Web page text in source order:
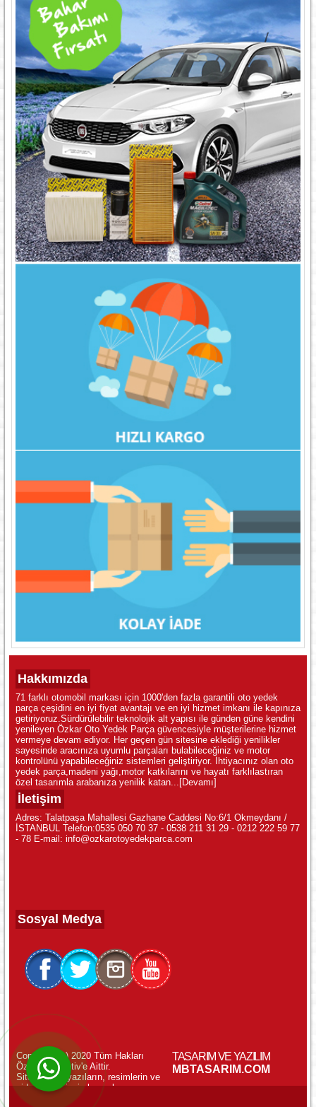
WhatsApp ile Online Destek!
Hakkımızda
71 farklı otomobil markası için 1000'den fazla garantili oto yedek
parça çeşidini en iyi fiyat avantajı ve en iyi hizmet imkanı ile kapınıza
getiriyoruz.Sürdürülebilir teknolojik alt yapısı ile günden güne kendini
yenileyen Özkar Oto Yedek Parça güvencesiyle müşterilerine hizmet
vermeye devam ediyor. Her geçen gün sitesine eklediği yenilikler
sayesinde aracınıza uyumlu parçaları bulabileceğiniz ve motor
kontrolünü yapabileceğiniz sistemleri geliştiriyor. İhtiyacınız olan oto
yedek parça,madeni yağı,motor katkılarını ve hayatı farklılastıran
özel tasarımla arabanıza yenilik katan... [Devamı]
İletişim
Adres: Talatpaşa Mahallesi Gazhane Caddesi No:6/1 Okmeydanı /
İSTANBUL Telefon:0535 050 70 37 - 0538 211 31 29 - 0212 222 59 77
- 78 E-mail: info@ozkarotoyedekparca.com
Sosyal Medya
Copyright (c) 2020 Tüm Hakları
Özkar Otomotiv'e Aittir.
Sitemizdeki yazıların, resimlerin ve
videoların izinsiz kopyalanması
yasaktır.
TASARIM VE YAZILIM
MBTASARIM.COM